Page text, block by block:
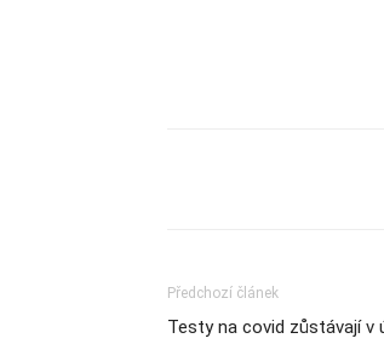
Předchozí článek
Testy na covid zůstávají v